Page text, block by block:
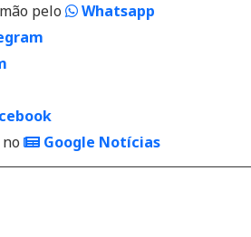
pelo
Whatsapp
Google Notícias